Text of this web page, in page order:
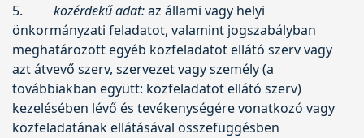
5. közérdekű adat:az állami vagy helyi
önkormányzati feladatot, valamint jogszabályban
meghatározott egyéb közfeladatot ellátó szerv vagy
azt átvevő szerv, szervezet vagy személy (a
továbbiakban együtt: közfeladatot ellátó szerv)
kezelésében lévő és tevékenységére vonatkozó vagy
közfeladatának ellátásával összefüggésben